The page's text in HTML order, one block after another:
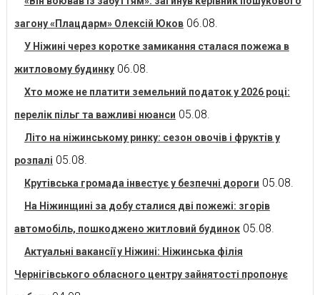
загону «Плацдарм» Олексій Юков 06.08.
У Ніжині через коротке замикання сталася пожежа в
житловому будинку 06.08.
Хто може не платити земельний податок у 2026 році:
перелік пільг та важливі нюанси 05.08.
Літо на ніжинському ринку: сезон овочів і фруктів у
розпалі 05.08.
Крутівська громада інвестує у безпечні дороги 05.08.
На Ніжинщині за добу сталися дві пожежі: згорів
автомобіль, пошкоджено житловий будинок 05.08.
Актуальні вакансії у Ніжині: Ніжинська філія
Чернігівського обласного центру зайнятості пропонує